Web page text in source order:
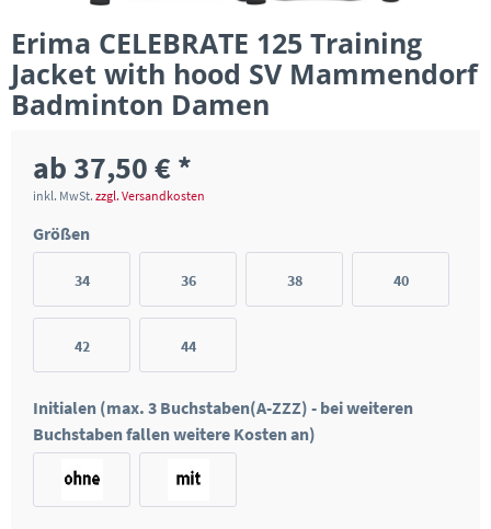
Erima CELEBRATE 125 Training
Jacket with hood SV Mammendorf
Badminton Damen
ab 37,50 € *
inkl. MwSt. zzgl. Versandkosten
Größen
34 36 38 40
42 44
Initialen (max. 3 Buchstaben(A-ZZZ) - bei weiteren
Buchstaben fallen weitere Kosten an)